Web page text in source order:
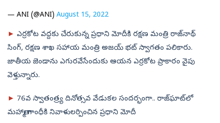
— ANI (@ANI) August 15, 2022
► ఎర్రకోట వద్దకు చేరుకున్న ప్రధాని మోదీకి రక్షణ మంత్రి రాజ్‌నాథ్
సింగ్, రక్షణ శాఖ సహాయ మంత్రి అజయ్ భట్ స్వాగతం పలికారు.
జాతీయ జెండాను ఎగురవేసేందుకు ఆయన ఎర్రకోట ప్రాకారం వైపు
వెళ్తున్నారు.
► 76వ స్వాతంత్ర్య దినోత్సవ వేడుకల సందర్భంగా.. రాజ్‌ఘాట్‌లో
మహాత్మా గాంధీకి నివాళులర్పించిన ప్రధాని మోదీ